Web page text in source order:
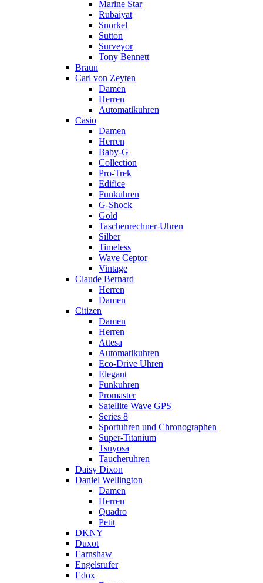
Marine Star
Rubaiyat
Snorkel
Sutton
Surveyor
Tony Bennett
Braun
Carl von Zeyten
Damen
Herren
Automatikuhren
Casio
Damen
Herren
Baby-G
Collection
Pro-Trek
Edifice
Funkuhren
G-Shock
Gold
Taschenrechner-Uhren
Silber
Timeless
Wave Ceptor
Vintage
Claude Bernard
Herren
Damen
Citizen
Damen
Herren
Attesa
Automatikuhren
Eco-Drive Uhren
Elegant
Funkuhren
Promaster
Satellite Wave GPS
Series 8
Sportuhren und Chronographen
Super-Titanium
Tsuyosa
Taucheruhren
Daisy Dixon
Daniel Wellington
Damen
Herren
Quadro
Petit
DKNY
Duxot
Earnshaw
Engelsrufer
Edox